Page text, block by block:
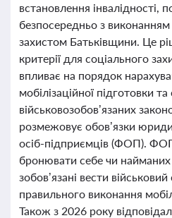
встановлення інвалідності,
безпосередньо з виконанням
захистом Батьківщини. Це
критерії для соціального
впливає на порядок
мобілізаційної підготовки та
військовозобов’язаних
розмежовує обов’язки
осіб-підприємців (ФОП).
бронювати себе чи найманих
зобов’язані вести
правильного виконання
Також з 2026 року